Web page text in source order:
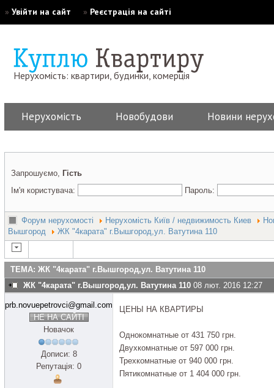
» Увійти на сайт » Реєстрація на сайті
Нерухомість: квартири, будинки, комерція
Нерухомість Новобудови Новини
Запрошуємо, Гість
Ім'я користувача:
Пароль:
Форум нерухомості Нерухомість Київ / недвижимость Киев
Вышгород
ЖК "4карата" г.Вышгород,ул. Ватутина 110
ТЕМА: ЖК "4карата" г.Вышгород,ул. Ватутина 110
ЖК "4карата" г.Вышгород,ул. Ватутина 110 08 лют. 2016 12:27
prb.novuepetrovci@gmail.com
НЕ НА САЙТІ
Новачок
Дописи: 8
Репутація: 0
ЦЕНЫ НА КВАРТИРЫ
Однокомнатные от 431 750 грн.
Двухкомнатные от 597 000 грн.
Трехкомнатные от 940 000 грн.
Пятикомнатные от 1 404 000 грн.